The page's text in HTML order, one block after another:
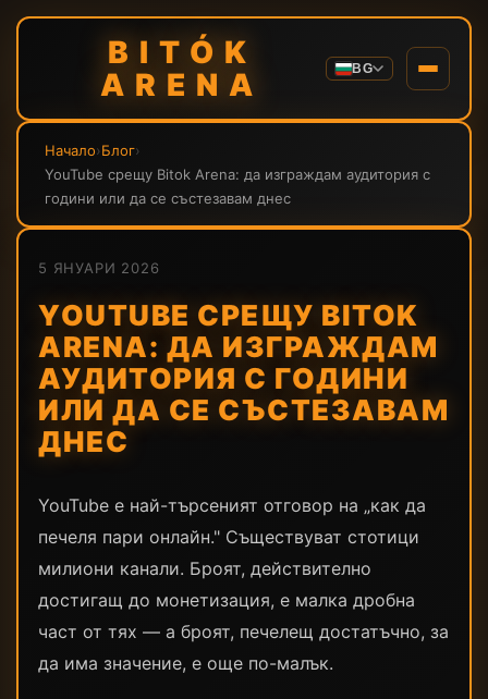
BITÓK
ARENA
BG
Начало›Блог›
YouTube срещу Bitok Arena: да изграждам аудитория с
години или да се състезавам днес
5 ЯНУАРИ 2026
YOUTUBE СРЕЩУ BITOK
ARENA: ДА ИЗГРАЖДАМ
АУДИТОРИЯ С ГОДИНИ
ИЛИ ДА СЕ СЪСТЕЗАВАМ
ДНЕС
YouTube е най-търсеният отговор на „как да
печеля пари онлайн." Съществуват стотици
милиони канали. Броят, действително
достигащ до монетизация, е малка дробна
част от тях — а броят, печелещ достатъчно, за
да има значение, е още по-малък.